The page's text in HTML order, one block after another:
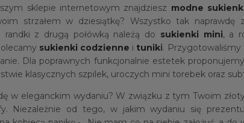
sklepie internetowym znajdziesz modne
strzałem w dziesiątkę? Wszystko tak
randki z drugą połówką należą do sukienki mini, a
sukienki codzienne i tuniki. Przygotowaliśmy
Dla poprawnych funkcjonalnie estetek
klasycznych szpilek, uroczych mini torebek oraz
w eleganckim wydaniu? W związku z tym Twoim
Niezależnie od tego, w jakim wydaniu się